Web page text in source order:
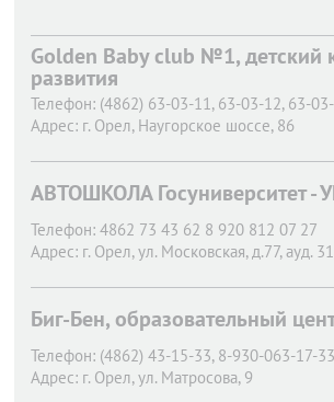
Golden Baby club №1, детский
развития
Телефон: (4862) 63-03-11, 63-03-12, 63-
Адрес: г. Орел, Наугорское шоссе, 86
АВТОШКОЛА Госуниверситет -
Телефон: 4862 73 43 62 8 920 812 07 27
Адрес: г. Орел, ул. Московская, д.77, ауд.
Биг-Бен, образовательный
Телефон: (4862) 43-15-33, 8-930-063-17-33
Адрес: г. Орел, ул. Матросова, 9